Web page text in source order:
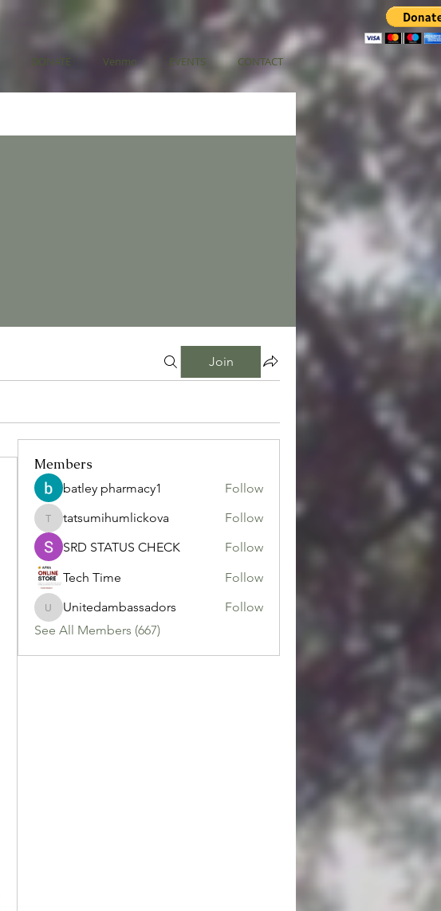
DONATE Venmo EVENTS CONTACT
Join
Members
batley pharmacy1 Follow
tatsumihumlickova
tatsumihumlickova
Follow
SRD STATUS CHECK
Follow
Tech Time
Follow
Unitedambassadors
Unitedambassadors
Follow
See All Members (667)